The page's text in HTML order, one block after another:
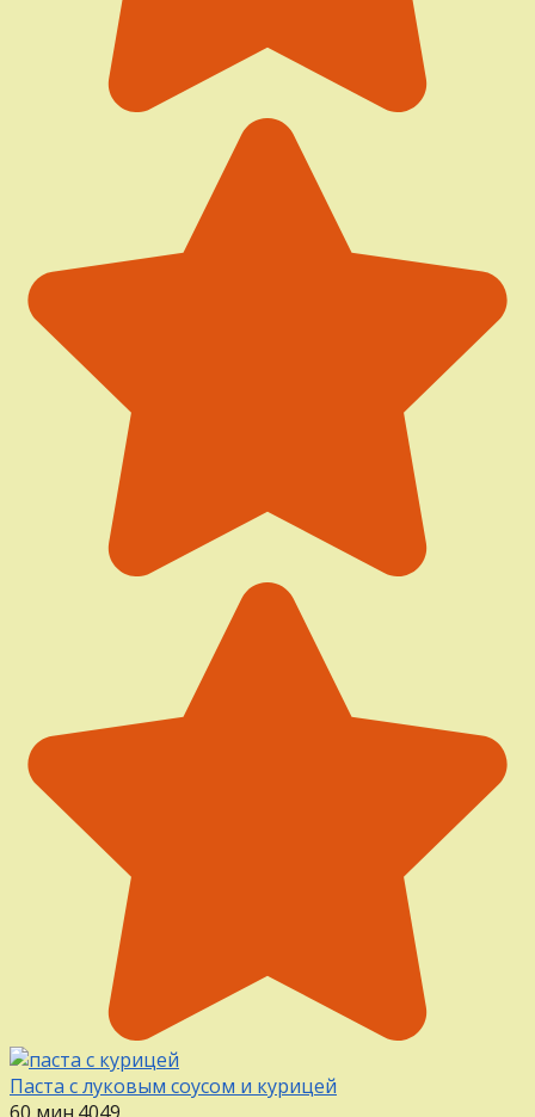
Паста с луковым соусом и курицей